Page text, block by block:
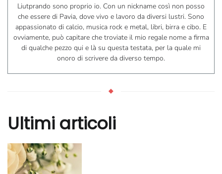
Liutprando sono proprio io. Con un nickname così non posso
che essere di Pavia, dove vivo e lavoro da diversi lustri. Sono
appassionato di calcio, musica rock e metal, libri, birra e cibo. E
ovviamente, può capitare che troviate il mio regale nome a firma
di qualche pezzo qui e là su questa testata, per la quale mi
onoro di scrivere da diverso tempo.
Ultimi articoli